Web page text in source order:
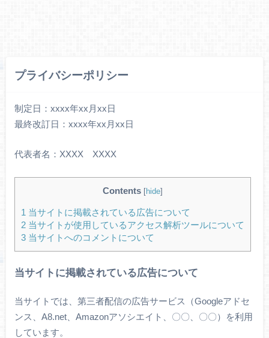
プライバシーポリシー
制定日：xxxx年xx月xx日
最終改訂日：xxxx年xx月xx日
代表者名：XXXX XXXX
Contents [hide]
1当サイトに掲載されている広告について
2当サイトが使用しているアクセス解析ツールについて
3当サイトへのコメントについて
当サイトに掲載されている広告について
当サイトでは、第三者配信の広告サービス（Googleアドセ
ンス、A8.net、Amazonアソシエイト、〇〇、〇〇）を利用
しています。